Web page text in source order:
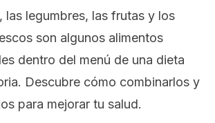
las legumbres, las frutas y los
son algunos alimentos
dentro del menú de una dieta
Descubre cómo combinarlos y
para mejorar tu salud.